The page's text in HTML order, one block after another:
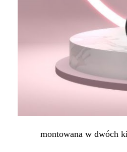
montowana w dwóch